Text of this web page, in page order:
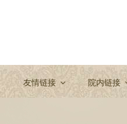
友情链接 院内链接